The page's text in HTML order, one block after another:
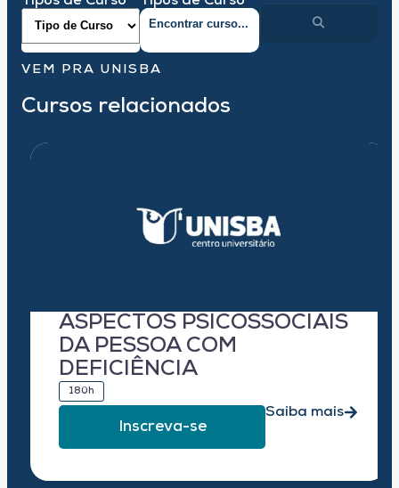
VEM PRA UNISBA
Cursos relacionados
ASPECTOS PSICOSSOCIAIS
DA PESSOA COM
DEFICIÊNCIA
180h
Inscreva-se
Saiba mais